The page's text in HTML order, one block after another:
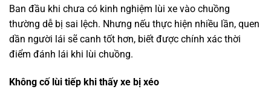
Ban đầu khi chưa có kinh nghiệm lùi xe vào chuồng
thường dễ bị sai lệch. Nhưng nếu thực hiện nhiều lần, quen
dần người lái sẽ canh tốt hơn, biết được chính xác thời
điểm đánh lái khi lùi chuồng.
Không cố lùi tiếp khi thấy xe bị xéo